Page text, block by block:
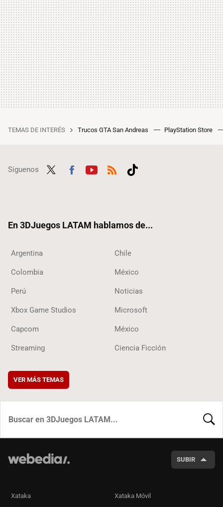
TEMAS DE INTERÉS Trucos GTA San Andreas PlayStation Store
Síguenos
En 3DJuegos LATAM hablamos de...
Argentina Chile
Colombia México
Perú Noticias
Xbox Game Studios Microsoft
Capcom México
Streaming Ciencia Ficción
VER MÁS TEMAS
SUBIR
Xataka Xataka Móvil